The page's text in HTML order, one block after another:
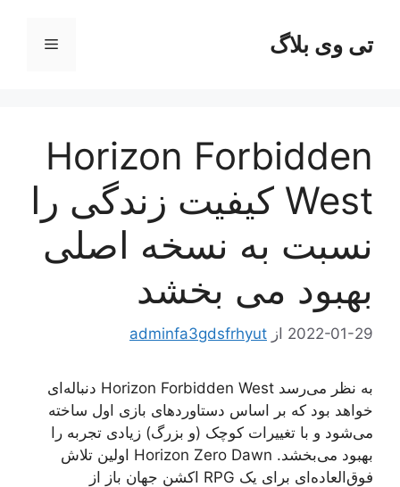
محتواتی وی بلاگ فهرست
Horizon Forbidden
West کیفیت زندگی را
نسبت به نسخه اصلی
بهبود می بخشد
2022-01-29 از adminfa3gdsfrhyut
به نظر می‌رسد Horizon Forbidden West دنباله‌ای
خواهد بود که بر اساس دستاوردهای بازی اول ساخته
می‌شود و با تغییرات کوچک (و بزرگ) زیادی تجربه را
بهبود می‌بخشد. Horizon Zero Dawn اولین تلاش
فوق‌العاده‌ای برای یک RPG اکشن جهان باز از